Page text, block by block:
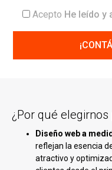
Acepto He leído y
¿Por qué
Diseño web a
reflejan la esencia
atractivo y